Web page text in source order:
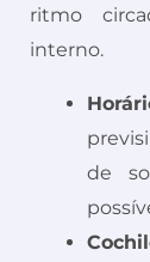
ritmo
interno.
de